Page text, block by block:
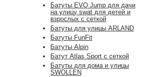
Батуты EVO Jump для дачи
на улицу swat для детей и
взрослых с сеткой
Батуты для улицы ARLAND
Батуты FunFit
Батуты Alpin
Батут Atlas Sport с сеткой
Батуты для дома и улицы
SWOLLEN